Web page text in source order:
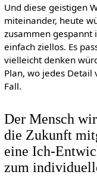
Und diese geistigen
miteinander, heute
zusammen gespannt
einfach ziellos. Es
vielleicht denken
Plan, wo jedes Detail
Fall.
Der Mensch
die Zukunft
eine Ich-
zum